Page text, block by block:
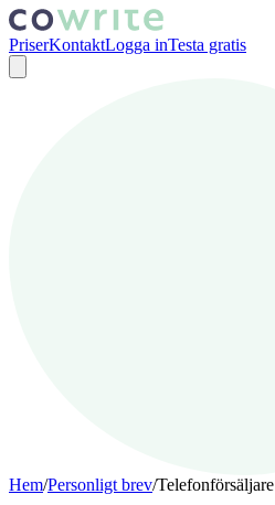
PriserKontaktLogga inTesta gratis
Hem/Personligt brev/Telefonförsäljare